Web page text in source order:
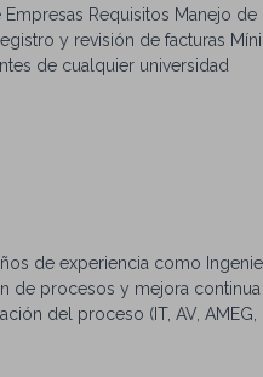
Requisitos Manejo
y revisión de facturas
de cualquier universidad
de experiencia como
de procesos y mejora
del proceso (IT, AV,